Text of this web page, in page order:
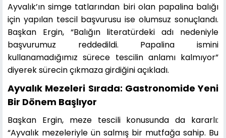
Ayvalık’ın simge tatlarından biri olan papalina balığı
için yapılan tescil başvurusu ise olumsuz sonuçlandı.
Başkan Ergin, “Balığın literatürdeki adı nedeniyle
başvurumuz reddedildi. Papalina ismini
kullanamadığımız sürece tescilin anlamı kalmıyor”
diyerek sürecin çıkmaza girdiğini açıkladı.
Ayvalık Mezeleri Sırada: Gastronomide Yeni
Bir Dönem Başlıyor
Başkan Ergin, meze tescili konusunda da kararlı:
“Ayvalık mezeleriyle ün salmış bir mutfağa sahip. Bu